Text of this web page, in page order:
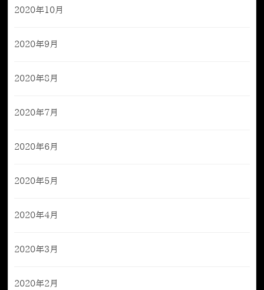
2020年10月
2020年9月
2020年8月
2020年7月
2020年6月
2020年5月
2020年4月
2020年3月
2020年2月